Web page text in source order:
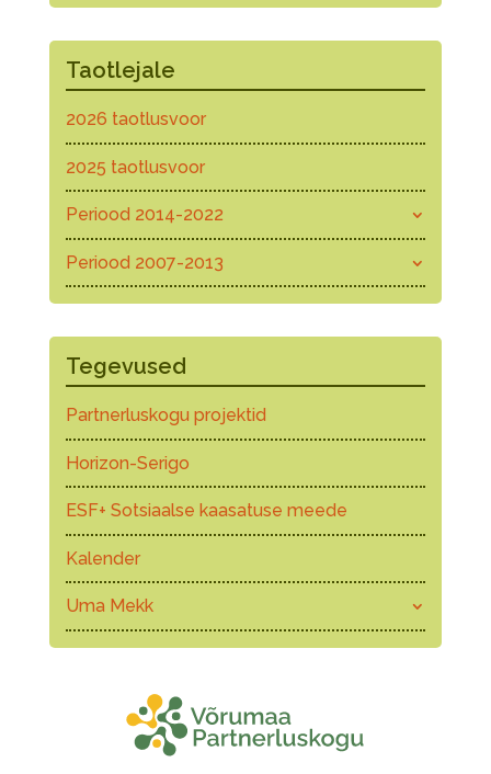
Taotlejale
2026 taotlusvoor
2025 taotlusvoor
Periood 2014-2022
Periood 2007-2013
Tegevused
Partnerluskogu projektid
Horizon-Serigo
ESF+ Sotsiaalse kaasatuse meede
Kalender
Uma Mekk